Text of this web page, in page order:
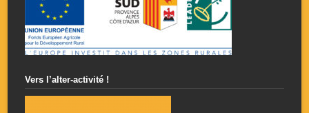
Vers l’alter-activité !